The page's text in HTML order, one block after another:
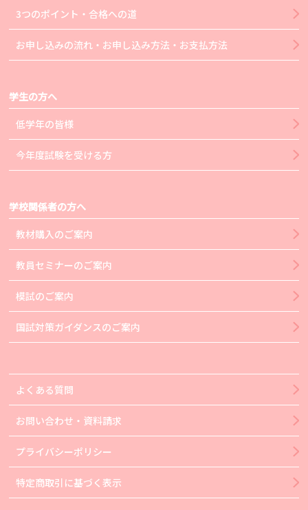
3つのポイント・合格への道
お申し込みの流れ・お申し込み方法・お支払方法
学生の方へ
低学年の皆様
今年度試験を受ける方
学校関係者の方へ
教材購入のご案内
教員セミナーのご案内
模試のご案内
国試対策ガイダンスのご案内
よくある質問
お問い合わせ・資料請求
プライバシーポリシー
特定商取引に基づく表示